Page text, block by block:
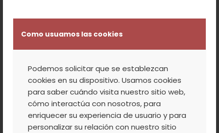
Como usuamos las cookies
Podemos solicitar que se establezcan
cookies en su dispositivo. Usamos cookies
para saber cuándo visita nuestro sitio web,
cómo interactúa con nosotros, para
enriquecer su experiencia de usuario y para
personalizar su relación con nuestro sitio
FIESTAS DE SAN
ROQUE EN PIORNAL
Comienzan las FIESTAS DE SAN ROQUE 2013
en Piornal!!! Desde el 14 al 31 de agosto
podreis disfrutar de todo tipo de